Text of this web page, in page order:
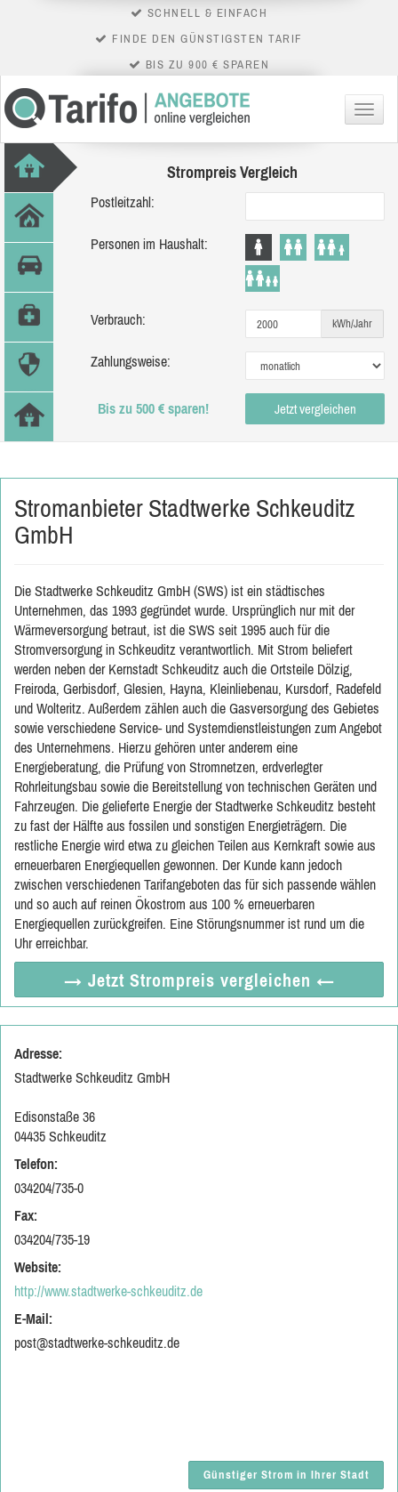
SCHNELL & EINFACH
FINDE DEN GÜNSTIGSTEN TARIF
BIS ZU 900 € SPAREN
Menü
Strompreis Vergleich
Postleitzahl:
Personen im Haushalt:
Verbrauch: kWh/Jahr
Zahlungsweise:
Bis zu 500 € sparen! Jetzt vergleichen
Stromanbieter Stadtwerke Schkeuditz
GmbH
Die Stadtwerke Schkeuditz GmbH (SWS) ist ein städtisches
Unternehmen, das 1993 gegründet wurde. Ursprünglich nur mit der
Wärmeversorgung betraut, ist die SWS seit 1995 auch für die
Stromversorgung in Schkeuditz verantwortlich. Mit Strom beliefert
werden neben der Kernstadt Schkeuditz auch die Ortsteile Dölzig,
Freiroda, Gerbisdorf, Glesien, Hayna, Kleinliebenau, Kursdorf, Radefeld
und Wolteritz. Außerdem zählen auch die Gasversorgung des Gebietes
sowie verschiedene Service- und Systemdienstleistungen zum Angebot
des Unternehmens. Hierzu gehören unter anderem eine
Energieberatung, die Prüfung von Stromnetzen, erdverlegter
Rohrleitungsbau sowie die Bereitstellung von technischen Geräten und
Fahrzeugen. Die gelieferte Energie der Stadtwerke Schkeuditz besteht
zu fast der Hälfte aus fossilen und sonstigen Energieträgern. Die
restliche Energie wird etwa zu gleichen Teilen aus Kernkraft sowie aus
erneuerbaren Energiequellen gewonnen. Der Kunde kann jedoch
zwischen verschiedenen Tarifangeboten das für sich passende wählen
und so auch auf reinen Ökostrom aus 100 % erneuerbaren
Energiequellen zurückgreifen. Eine Störungsnummer ist rund um die
Uhr erreichbar.
→ Jetzt Strompreis vergleichen ←
Adresse:
Stadtwerke Schkeuditz GmbH
Edisonstaße 36
04435 Schkeuditz
Telefon:
034204/735-0
Fax:
034204/735-19
Website:
http://www.stadtwerke-schkeuditz.de
E-Mail:
post@stadtwerke-schkeuditz.de
Günstiger Strom in Ihrer Stadt